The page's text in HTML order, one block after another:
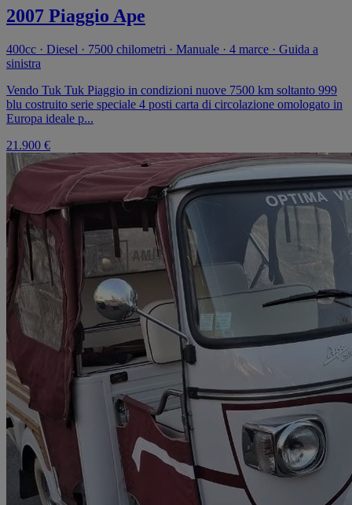
2007 Piaggio Ape
400cc · Diesel · 7500 chilometri · Manuale · 4 marce · Guida a
sinistra
Vendo Tuk Tuk Piaggio in condizioni nuove 7500 km soltanto 999
blu costruito serie speciale 4 posti carta di circolazione omologato in
Europa ideale p...
21.900 €